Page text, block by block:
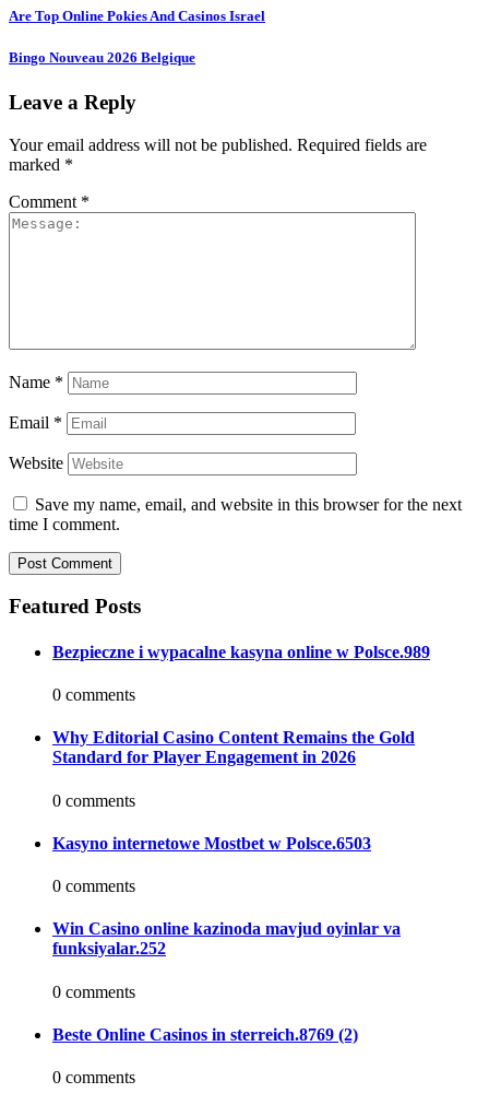
Are Top Online Pokies And Casinos Israel
Bingo Nouveau 2026 Belgique
Leave a Reply
Your email address will not be published. Required fields are
marked *
Comment *
Name *
Email *
Website
Save my name, email, and website in this browser for the next
time I comment.
Featured Posts
Bezpieczne i wypacalne kasyna online w Polsce.989
0 comments
Why Editorial Casino Content Remains the Gold
Standard for Player Engagement in 2026
0 comments
Kasyno internetowe Mostbet w Polsce.6503
0 comments
Win Casino online kazinoda mavjud oyinlar va
funksiyalar.252
0 comments
Beste Online Casinos in sterreich.8769 (2)
0 comments